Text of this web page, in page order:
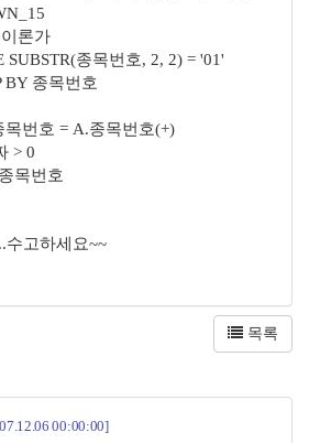
론가
종목번호, 2, 2) = '01'
종목번호
목번호 = A.종목번호(+)
> 0
목번호
수고하세요~~
목록
00:00:00]